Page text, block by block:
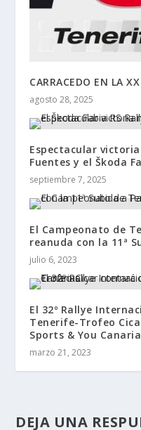
CARRACEDO EN LA
agosto 28, 2025
Espectacular
Fuentes y el Škoda
septiembre 7, 2025
El Campeonato de
reanuda con la 11ª
julio 6, 2023
El 32º Rallye
Tenerife-Trofeo
Sports & You
marzo 21, 2023
DEJA UNA